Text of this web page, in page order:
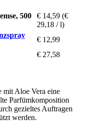
500
€ 14,59 (€
29,18 / l)
€ 12,99
€ 27,58
mit Aloe Vera eine
Parfümkomposition
gezieltes Auftragen
werden.